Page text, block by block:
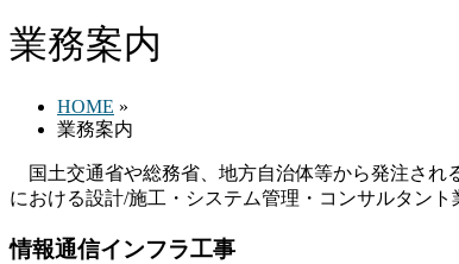
業務案内
HOME »
業務案内
国土交通省や総務省、地方自治体等から発注され
における設計/施工・システム管理・コンサルタント
情報通信インフラ工事